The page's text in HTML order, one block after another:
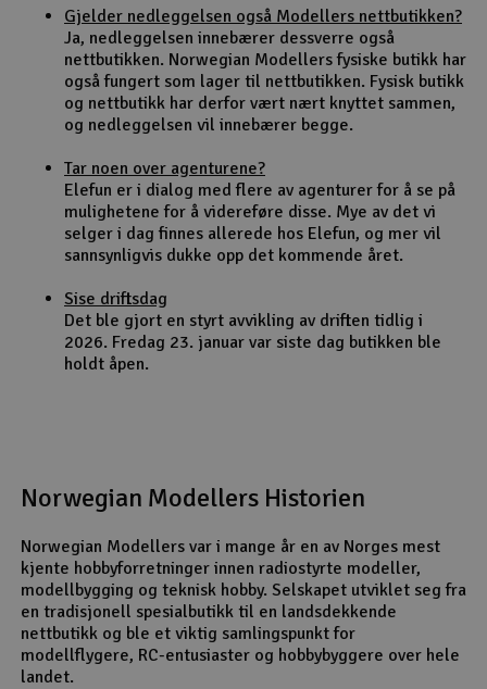
Solenergi
Sparkesykler & elkjøretøy
Gavekort
Gjelder nedleggelsen også Modellers nettbutikken?
Ja, nedleggelsen innebærer dessverre også
nettbutikken. Norwegian Modellers fysiske butikk har
også fungert som lager til nettbutikken. Fysisk butikk
og nettbutikk har derfor vært nært knyttet sammen,
og nedleggelsen vil innebærer begge.
Tar noen over agenturene?
Elefun er i dialog med flere av agenturer for å se på
mulighetene for å videreføre disse. Mye av det vi
selger i dag finnes allerede hos Elefun, og mer vil
sannsynligvis dukke opp det kommende året.
Sise driftsdag
Det ble gjort en styrt avvikling av driften tidlig i
2026. Fredag 23. januar var siste dag butikken ble
holdt åpen.
Norwegian Modellers Historien
Norwegian Modellers var i mange år en av Norges mest
kjente hobbyforretninger innen radiostyrte modeller,
modellbygging og teknisk hobby. Selskapet utviklet seg fra
en tradisjonell spesialbutikk til en landsdekkende
nettbutikk og ble et viktig samlingspunkt for
modellflygere, RC-entusiaster og hobbybyggere over hele
landet.